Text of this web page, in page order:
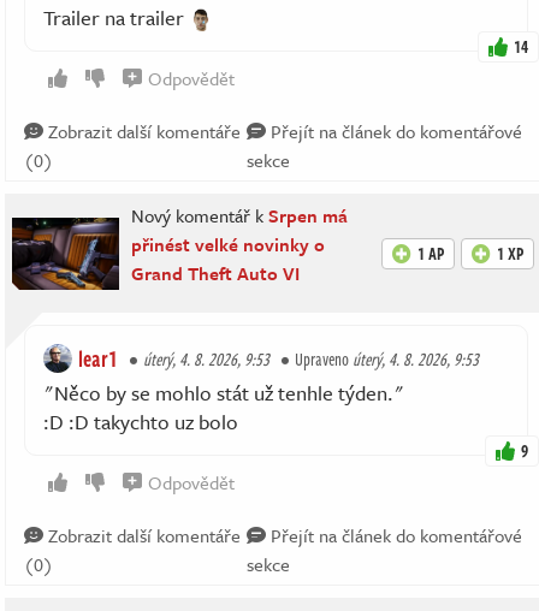
Trailer na trailer
14
Odpovědět
Zobrazit další komentáře
(0)
Přejít na článek do komentářové
sekce
Nový komentář kSrpen má
přinést velké novinky o
Grand Theft Auto VI
1 AP 1 XP
lear1 úterý, 4. 8. 2026, 9:53 Upravenoúterý, 4. 8. 2026, 9:53
"Něco by se mohlo stát už tenhle týden."
:D :D takychto uz bolo
9
Odpovědět
Zobrazit další komentáře
(0)
Přejít na článek do komentářové
sekce